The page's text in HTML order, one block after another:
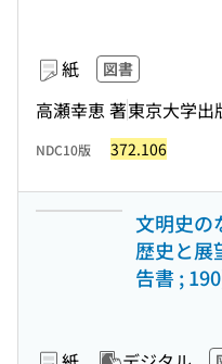
紙 図書
高瀬幸恵 著東京大学出
NDC10版 372.106
文明史の
歴史と展
告書 ;